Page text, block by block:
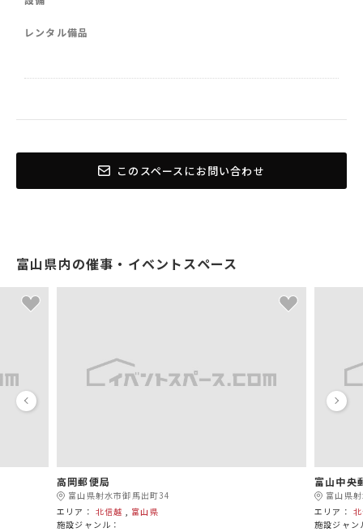
レンタル備品
このスペースにお問い合わせ
富山県内の催事・イベントスペース
高岡郵便局
富山県射水市御馬出町34
エリア： 北信越 , 富山県
施設ジャンル：
富山中央
富山県
エリア：
施設ジャン